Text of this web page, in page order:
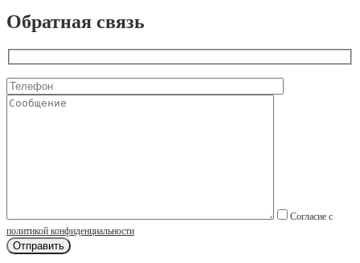
Обратная связь
Согласие с
политикой конфиденциальности